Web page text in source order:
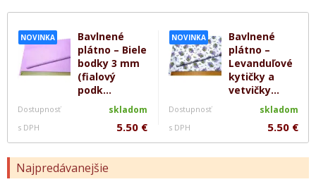
NOVINKA
Bavlnené
plátno – Biele
bodky 3 mm
(fialový
podk...
Dostupnosť skladom
s DPH 5.50 €
NOVINKA
Bavlnené
plátno –
Levanduľové
kytičky a
vetvičky...
Dostupnosť skladom
s DPH 5.50 €
Najpredávanejšie